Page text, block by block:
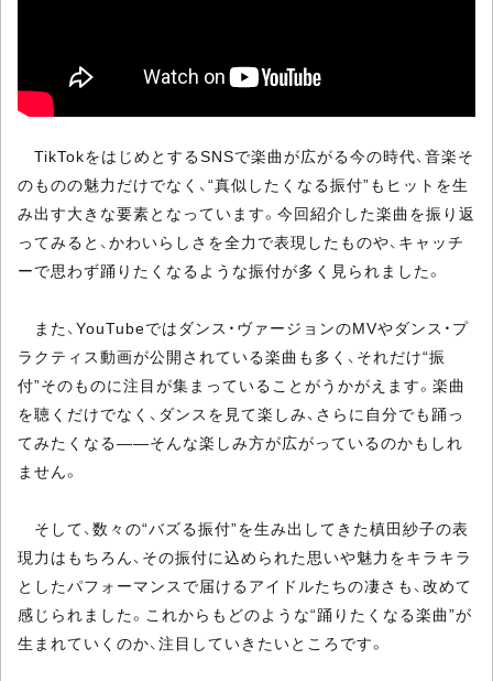
TikTokをはじめとするSNSで楽曲が広がる今の時代、音楽そ
のものの魅力だけでなく、“真似したくなる振付”もヒットを生
み出す大きな要素となっています。今回紹介した楽曲を振り返
ってみると、かわいらしさを全力で表現したものや、キャッチ
ーで思わず踊りたくなるような振付が多く見られました。
また、YouTubeではダンス・ヴァージョンのMVやダンス・プ
ラクティス動画が公開されている楽曲も多く、それだけ“振
付”そのものに注目が集まっていることがうかがえます。楽曲
を聴くだけでなく、ダンスを見て楽しみ、さらに自分でも踊っ
てみたくなる――そんな楽しみ方が広がっているのかもしれ
ません。
そして、数々の“バズる振付”を生み出してきた槙田紗子の表
現力はもちろん、その振付に込められた思いや魅力をキラキラ
としたパフォーマンスで届けるアイドルたちの凄さも、改めて
感じられました。これからもどのような“踊りたくなる楽曲”が
生まれていくのか、注目していきたいところです。